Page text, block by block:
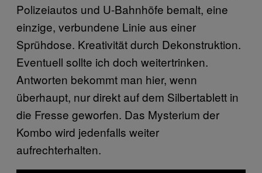
Polizeiautos und U-Bahnhöfe bemalt, eine
einzige, verbundene Linie aus einer
Sprühdose. Kreativität durch Dekonstruktion.
Eventuell sollte ich doch weitertrinken.
Antworten bekommt man hier, wenn
überhaupt, nur direkt auf dem Silbertablett in
die Fresse geworfen. Das Mysterium der
Kombo wird jedenfalls weiter
aufrechterhalten.